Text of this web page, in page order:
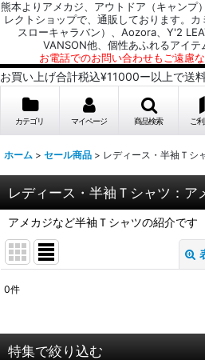
熊本よりアメカジ、アウトドア（キャンプ
レクトショップで、通販しております。
スローキャラバン）、Aozora、Y'2
VANSON他、個性あふれるアイテ
お電話でのお問い合わせもご遠慮
お買い上げ合計税込¥11000ー以上で送
カテゴリ マイページ 商品検索 ご
ホーム > セール商品 > レディース・半袖Ｔシ
レディース・半袖Ｔシャツ：ア
アメカジなど半袖Ｔシャツの紹介です
並び順 :
0件
特集で絞り込む